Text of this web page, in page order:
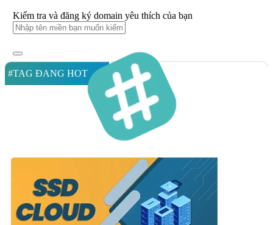
Kiểm tra và đăng ký domain yêu thích của bạn
#TAG ĐANG HOT